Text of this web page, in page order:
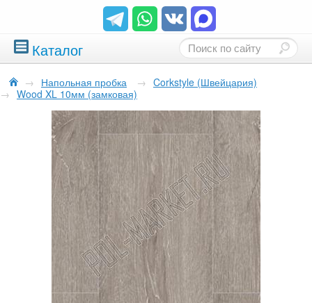
Каталог
→ Напольная пробка → Corkstyle (Швейцария)
→ Wood XL 10мм (замковая)